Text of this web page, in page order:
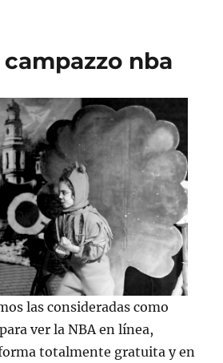
nba
las consideradas como
ver la NBA en línea,
totalmente gratuita y en